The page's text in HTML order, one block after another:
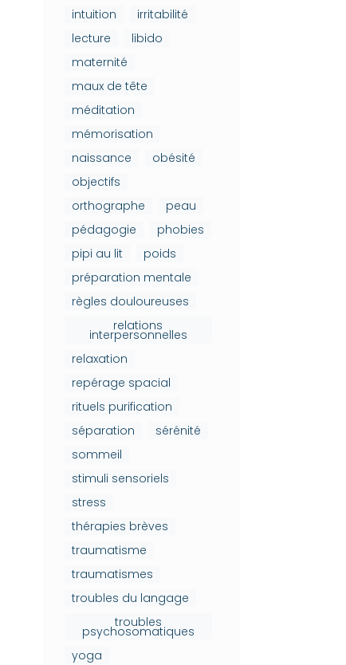
intuition
irritabilité
lecture
libido
maternité
maux de tête
méditation
mémorisation
naissance
obésité
objectifs
orthographe
peau
pédagogie
phobies
pipi au lit
poids
préparation mentale
règles douloureuses
relations
interpersonnelles
relaxation
repérage spacial
rituels purification
séparation
sérénité
sommeil
stimuli sensoriels
stress
thérapies brèves
traumatisme
traumatismes
troubles du langage
troubles
psychosomatiques
yoga